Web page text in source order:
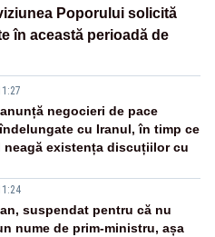
Poporului solicită
în această perioadă de
negocieri de pace
cu Iranul, în timp ce
neagă existența discuțiilor cu
suspendat pentru că nu
nume de prim-ministru, așa